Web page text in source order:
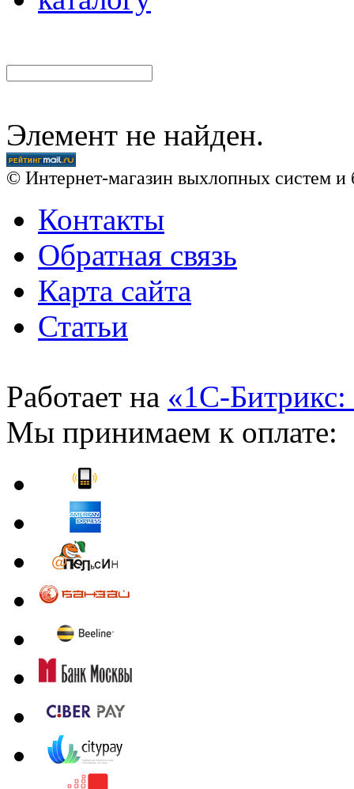
Элемент не найден.
© Интернет-магазин выхлопных систем и
Контакты
Обратная связь
Карта сайта
Статьи
Работает на «1С-Битрикс:
Мы принимаем к оплате: